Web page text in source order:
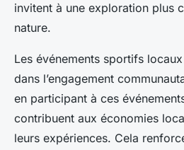
invitent à une exploration plus
nature.
Les événements sportifs
dans l’engagement
en participant à ces
contribuent aux économies
leurs expériences. Cela